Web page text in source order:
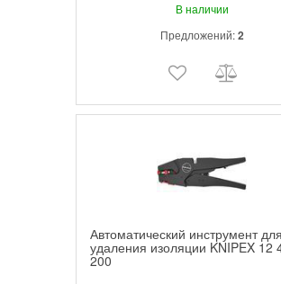
В наличии
Предложений:2
Автоматический инструмент для
удаления изоляции KNIPEX 12
200